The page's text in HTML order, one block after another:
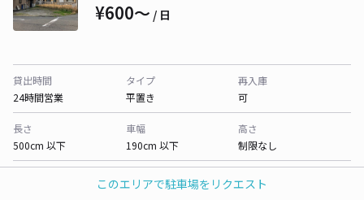
このエリアで駐車場をリクエスト
¥600〜 / 日
貸出時間
24時間営業
タイプ
平置き
再入庫
可
長さ
500cm 以下
車幅
190cm 以下
高さ
制限なし
軽自動車コンパクトカー中型車 ワンボックス 大型車・SUV